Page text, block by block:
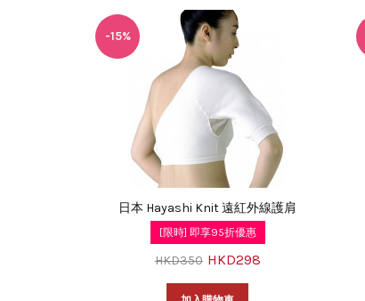
-15%
日本 Hayashi Knit 遠紅外線護肩
[限時] 即享95折優惠
HKD350 HKD298